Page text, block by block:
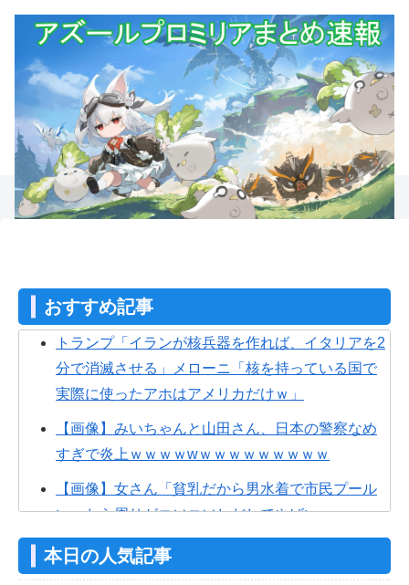
おすすめ記事
トランプ「イランが核兵器を作れば、イタリアを2
分で消滅させる」メローニ「核を持っている国で
実際に使ったアホはアメリカだけｗ」
【画像】みいちゃんと山田さん、日本の警察なめ
すぎで炎上ｗｗｗｗwｗｗｗｗｗｗｗｗｗ
【画像】女さん「貧乳だから男水着で市民プール
いったら周りがコソコソしだしてやばい
wwwwwwww」5万いいね
【画像】株の暴落を描いた漫画、ガチで怖い
本日の人気記事